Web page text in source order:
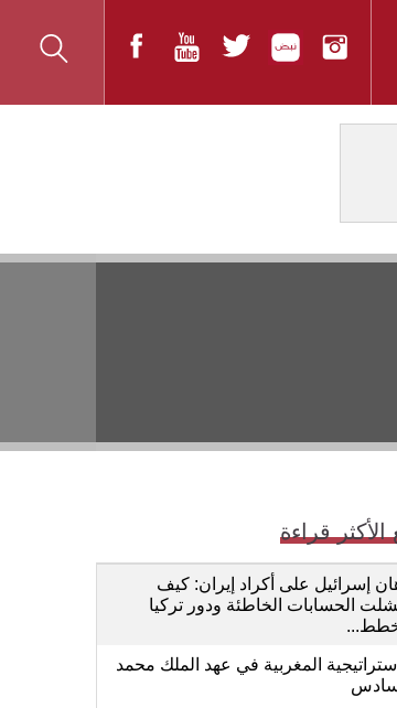
قراءة
إسرائيل على أكراد إيران: كيف
الحسابات الخاطئة ودور تركيا
المغربية في عهد الملك محمد